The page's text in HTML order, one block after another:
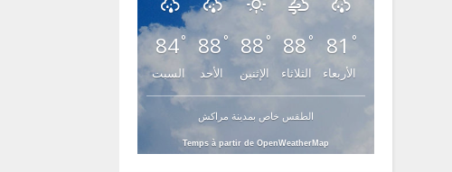
84°
السبت
88 °
الأحد
88 °
الإثنين
88 °
الثلاثاء
81 °
الأربعاء
الطقس خاص بمدينة مراكش
Temps à partir de OpenWeatherMap